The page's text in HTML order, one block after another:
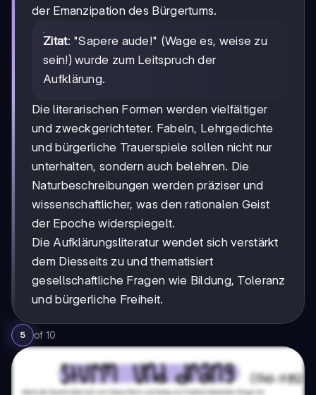
der Emanzipation des Bürgertums.
Zitat: "Sapere aude!" (Wage es, weise zu
sein!) wurde zum Leitspruch der
Aufklärung.
Die literarischen Formen werden vielfältiger
und zweckgerichteter. Fabeln, Lehrgedichte
und bürgerliche Trauerspiele sollen nicht nur
unterhalten, sondern auch belehren. Die
Naturbeschreibungen werden präziser und
wissenschaftlicher, was den rationalen Geist
der Epoche widerspiegelt.
Die Aufklärungsliteratur wendet sich verstärkt
dem Diesseits zu und thematisiert
gesellschaftliche Fragen wie Bildung, Toleranz
und bürgerliche Freiheit.
5 of 10